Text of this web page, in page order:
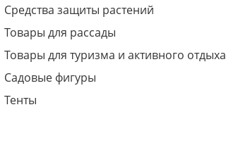
Средства защиты растений
Товары для рассады
Товары для туризма и активного отдыха
Садовые фигуры
Тенты